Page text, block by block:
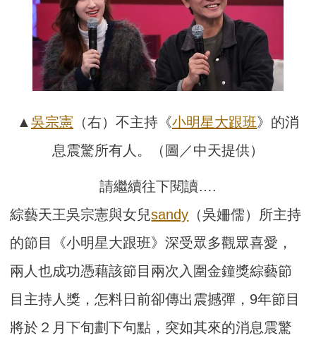
▲ 吳宗憲 （右）不主持《小明星大跟班》的消
息震驚所有人。（圖／中天提供）
請繼續往下閱讀….
綜藝天王吳宗憲與女兒sandy （吳姍儒）所主持
的節目《小明星大跟班》深受眾多觀眾喜愛，
兩人也成功憑藉該節目兩次入圍金鐘獎綜藝節
目主持人獎，怎料日前卻傳出震撼彈，9年節目
將於２月下旬劃下句點，突如其來的消息震驚